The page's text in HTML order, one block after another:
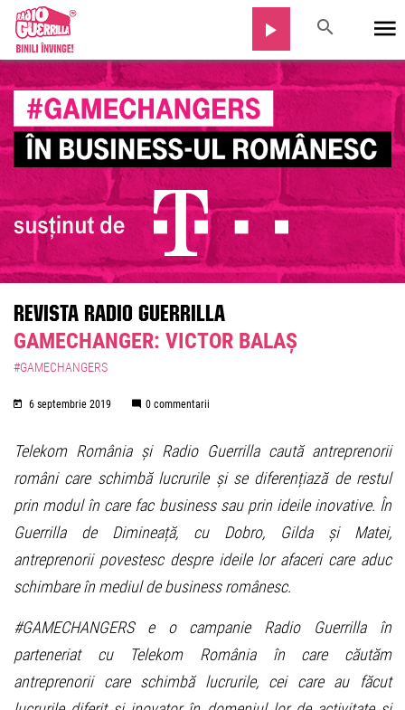
REVISTA RADIO GUERRILLA
GAMECHANGER: VICTOR BALAȘ
#GAMECHANGERS
6 septembrie 2019 0 commentarii
Telekom România și Radio Guerrilla caută antreprenorii
români care schimbă lucrurile și se diferențiază de restul
prin modul în care fac business sau prin ideile inovative. În
Guerrilla de Dimineață, cu Dobro, Gilda și Matei,
antreprenorii povestesc despre ideile lor afaceri care aduc
schimbare în mediul de business românesc.
#GAMECHANGERS e o campanie Radio Guerrilla în
parteneriat cu Telekom România în care căutăm
antreprenorii care schimbă lucrurile, cei care au făcut